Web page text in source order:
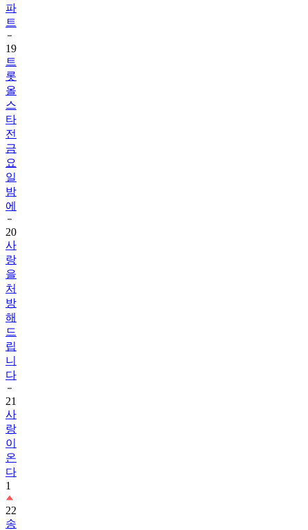
파
트
19
트
롯
올
스
타
전
금
요
일
밤
에
20
사
랑
을
처
방
해
드
립
니
다
21
사
랑
이
온
다
1
22
송